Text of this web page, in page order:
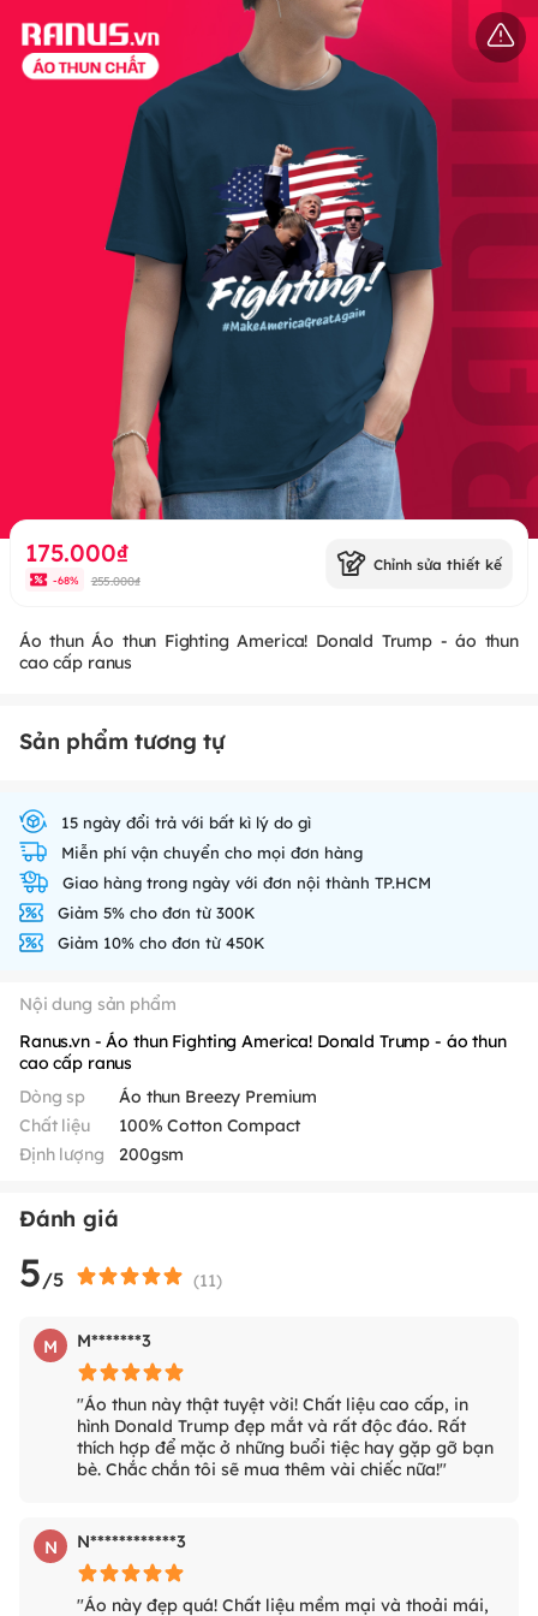
175.000₫
-68% 255.000₫
Chỉnh sửa thiết kế
Áo thun Áo thun Fighting America! Donald Trump - áo thun
cao cấp ranus
Sản phẩm tương tự
15 ngày đổi trả với bất kì lý do gì
Miễn phí vận chuyển cho mọi đơn hàng
Giao hàng trong ngày với đơn nội thành TP.HCM
Giảm 5% cho đơn từ 300K
Giảm 10% cho đơn từ 450K
Nội dung sản phẩm
Ranus.vn - Áo thun Fighting America! Donald Trump - áo thun
cao cấp ranus
Dòng sp
Áo thun Breezy Premium
Chất liệu
100% Cotton Compact
Định lượng
200gsm
Đánh giá
5/5 (11)
M M*******3
"Áo thun này thật tuyệt vời! Chất liệu cao cấp, in
hình Donald Trump đẹp mắt và rất độc đáo. Rất
thích hợp để mặc ở những buổi tiệc hay gặp gỡ bạn
bè. Chắc chắn tôi sẽ mua thêm vài chiếc nữa!"
N N************3
"Áo này đẹp quá! Chất liệu mềm mại và thoải mái,